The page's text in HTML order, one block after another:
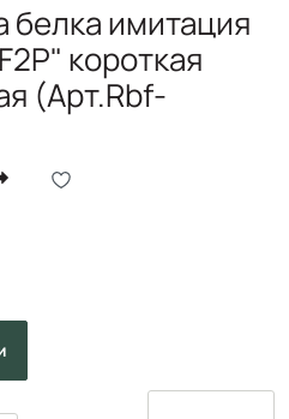
белка имитация
короткая
(Арт.Rbf-